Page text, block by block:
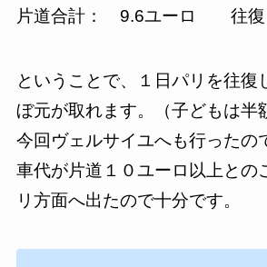
片道合計： 9.6ユーロ 往復
ということで、１日パリを往復
ぼ元が取れます。（子どもは半
今回ヴェルサイユへも行ったの
車代が片道１０ユーロ以上との
リ方面へ出たので十分です。